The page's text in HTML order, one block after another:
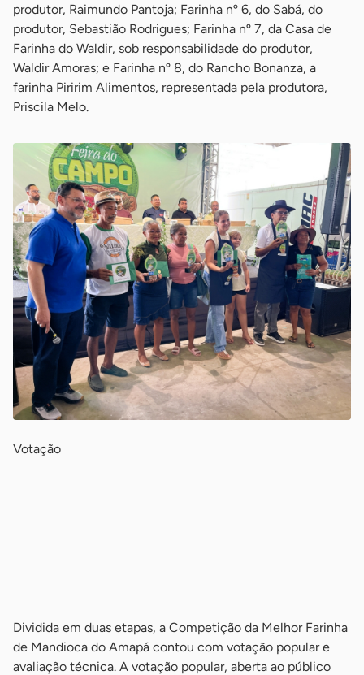
produtor, Raimundo Pantoja; Farinha nº 6, do Sabá, do
produtor, Sebastião Rodrigues; Farinha nº 7, da Casa de
Farinha do Waldir, sob responsabilidade do produtor,
Waldir Amoras; e Farinha nº 8, do Rancho Bonanza, a
farinha Piririm Alimentos, representada pela produtora,
Priscila Melo.
Votação
Dividida em duas etapas, a Competição da Melhor Farinha
de Mandioca do Amapá contou com votação popular e
avaliação técnica. A votação popular, aberta ao público